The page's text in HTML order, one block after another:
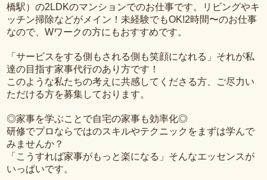
橋駅）の2LDKのマンションでのお仕事です。リビングやキ
ッチン掃除などがメイン！未経験でもOK!2時間〜のお仕事
なので、Wワークの方にもおすすめです。
「サービスをする側もされる側も笑顔になれる」それが私
達の目指す家事代行のあり方です！
このような私たちの考えに共感してくださる方、ご尽力い
ただける方を募集しております。
◎家事を学ぶことで自宅の家事も効率化◎
研修でプロならではのスキルやテクニックをまずは学んで
みませんか？
「こうすれば家事がもっと楽になる」そんなエッセンスが
いっぱいです。